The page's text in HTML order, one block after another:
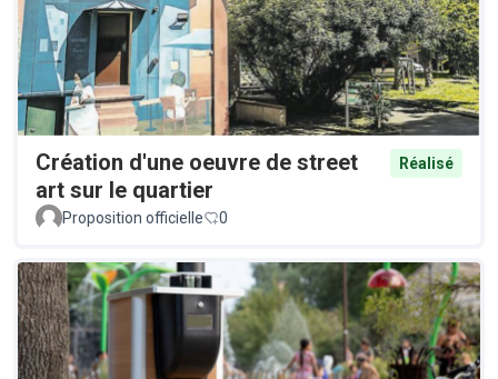
Création d'une oeuvre de street
art sur le quartier
Réalisé
Proposition officielle 0